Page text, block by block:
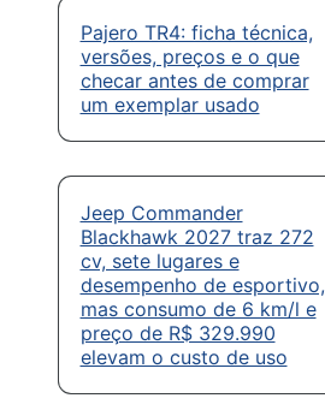
Pajero TR4: ficha técnica,
versões, preços e o que
checar antes de comprar
um exemplar usado
Jeep Commander
Blackhawk 2027 traz 272
cv, sete lugares e
desempenho de esportivo,
mas consumo de 6 km/l e
preço de R$ 329.990
elevam o custo de uso